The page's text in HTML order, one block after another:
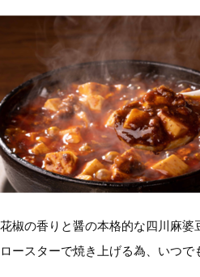
花椒の香りと醤の本格的な四川麻
ロースターで焼き上げる為、いつで